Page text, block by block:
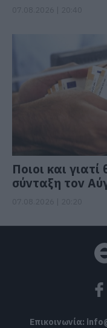
Ποιοι και
σύνταξη τον
Επικοινωνία: